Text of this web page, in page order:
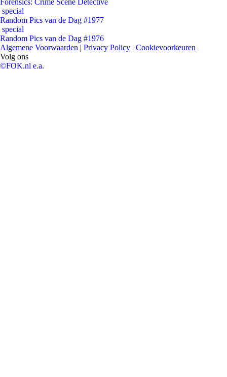
Forensics: Crime Scene Detective
special
Random Pics van de Dag #1977
special
Random Pics van de Dag #1976
Algemene Voorwaarden | Privacy Policy | Cookievoorkeuren
Volg ons
©FOK.nl e.a.